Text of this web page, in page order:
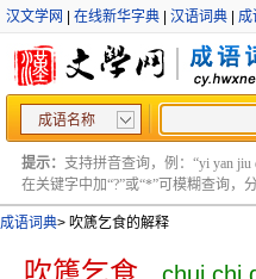
汉文学网 在线新华字典 汉语词典 成
成语名称
提示： 支持拼音查询，例：“yi yan jiu
在关键字中加“?”或“*”可模糊查询，
成语词典> 吹篪乞食的解释